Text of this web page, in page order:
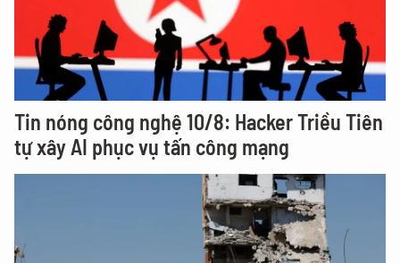
Tin nóng công nghệ 10/8: Hacker Triều Tiên
tự xây AI phục vụ tấn công mạng